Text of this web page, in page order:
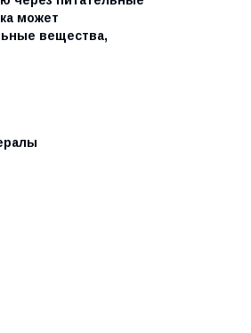
может
вещества,